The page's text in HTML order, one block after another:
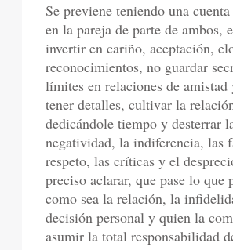
Se previene teniendo una
en la pareja de parte de ambos,
invertir en cariño, aceptación,
reconocimientos, no guardar
límites en relaciones de amistad
tener detalles, cultivar la
dedicándole tiempo y desterrar
negatividad, la indiferencia, las
respeto, las críticas y el
preciso aclarar, que pase lo que
como sea la relación, la
decisión personal y quien la
asumir la total responsabilidad